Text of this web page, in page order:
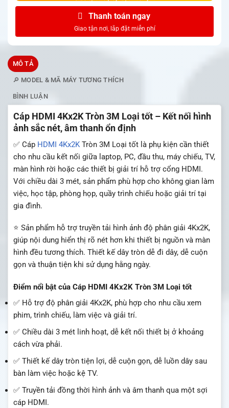
Thanh toán ngay
MÔ TẢ
🔎 MODEL & MÃ MÁY TƯƠNG THÍCH
BÌNH LUẬN
Cáp HDMI 4Kx2K Tròn 3M Loại tốt – Kết nối hình
ảnh sắc nét, âm thanh ổn định
✅ Cáp HDMI 4Kx2K Tròn 3M Loại tốt là phụ kiện cần thiết
cho nhu cầu kết nối giữa laptop, PC, đầu thu, máy chiếu, TV,
màn hình rời hoặc các thiết bị giải trí hỗ trợ cổng HDMI.
Với chiều dài 3 mét, sản phẩm phù hợp cho không gian làm
việc, học tập, phòng họp, quầy trình chiếu hoặc giải trí tại
gia đình.
⭐ Sản phẩm hỗ trợ truyền tải hình ảnh độ phân giải 4Kx2K,
giúp nội dung hiển thị rõ nét hơn khi thiết bị nguồn và màn
hình đều tương thích. Thiết kế dây tròn dễ đi dây, dễ cuộn
gọn và thuận tiện khi sử dụng hằng ngày.
Điểm nổi bật của Cáp HDMI 4Kx2K Tròn 3M Loại tốt
✅ Hỗ trợ độ phân giải 4Kx2K, phù hợp cho nhu cầu xem
phim, trình chiếu, làm việc và giải trí.
✅ Chiều dài 3 mét linh hoạt, dễ kết nối thiết bị ở khoảng
cách vừa phải.
✅ Thiết kế dây tròn tiện lợi, dễ cuộn gọn, dễ luồn dây sau
bàn làm việc hoặc kệ TV.
✅ Truyền tải đồng thời hình ảnh và âm thanh qua một sợi
cáp HDMI.